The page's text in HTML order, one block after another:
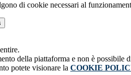
di cookie necessari al
della piattaforma e non è possibile
potete visionare la COOKIE